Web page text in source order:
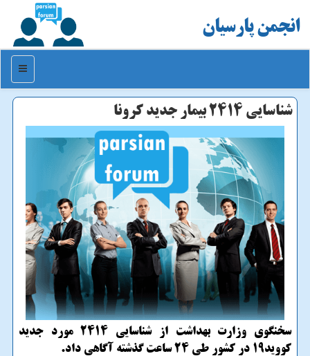
انجمن پارسیان
منو
شناسایی ۲۴۱۴ بیمار جدید كرونا
سخنگوی وزارت بهداشت از شناسایی 2414 مورد جدید
كووید19 در كشور طی 24 ساعت گذشته آگاهی داد.